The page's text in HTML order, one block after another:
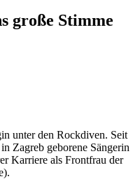
große Stimme
unter den Rockdiven. Seit
Zagreb geborene Sängerin
Karriere als Frontfrau der